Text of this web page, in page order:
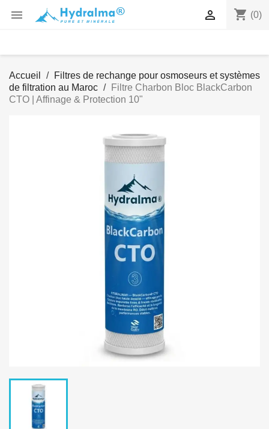
 shopping_cart (0)

Accueil
Filtres de rechange pour osmoseurs et systèmes
de filtration au Maroc
Filtre Charbon Bloc BlackCarbon
CTO | Affinage & Protection 10"